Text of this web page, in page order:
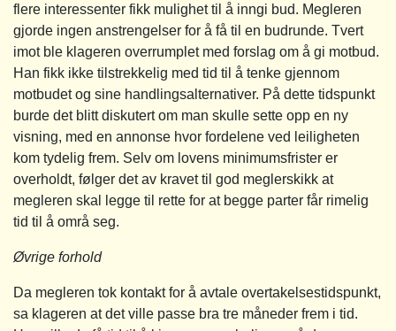
flere interessenter fikk mulighet til å inngi bud. Megleren
gjorde ingen anstrengelser for å få til en budrunde. Tvert
imot ble klageren overrumplet med forslag om å gi motbud.
Han fikk ikke tilstrekkelig med tid til å tenke gjennom
motbudet og sine handlingsalternativer. På dette tidspunkt
burde det blitt diskutert om man skulle sette opp en ny
visning, med en annonse hvor fordelene ved leiligheten
kom tydelig frem. Selv om lovens minimumsfrister er
overholdt, følger det av kravet til god meglerskikk at
megleren skal legge til rette for at begge parter får rimelig
tid til å områ seg.
Øvrige forhold
Da megleren tok kontakt for å avtale overtakelsestidspunkt,
sa klageren at det ville passe bra tre måneder frem i tid.